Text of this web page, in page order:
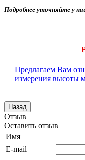
Подробнее уточняйте у
Предлагаем Вам
измерения высоты
Отзыв
Оставить отзыв
Имя
E-mail